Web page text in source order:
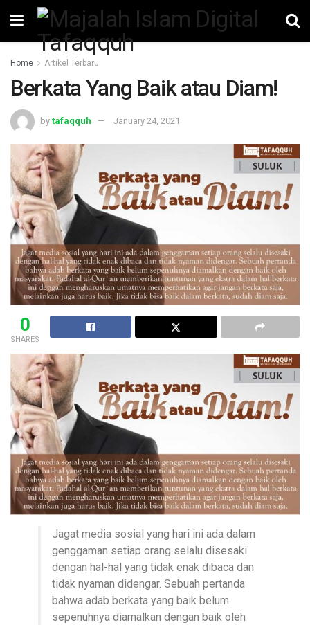
Home Artikel Terbaru
Berkata Yang Baik atau Diam!
by tafaqquh January 24, 2021
0
SHARES
Jagat media sosial yang hari ini ada dalam
genggaman setiap orang selalu disesaki
dengan hal-hal yang tidak enak dibaca dan
tidak nyaman didengar. Sebuah pertanda
bahwa adab berkata yang baik belum
sepenuhnya diamalkan dengan baik oleh